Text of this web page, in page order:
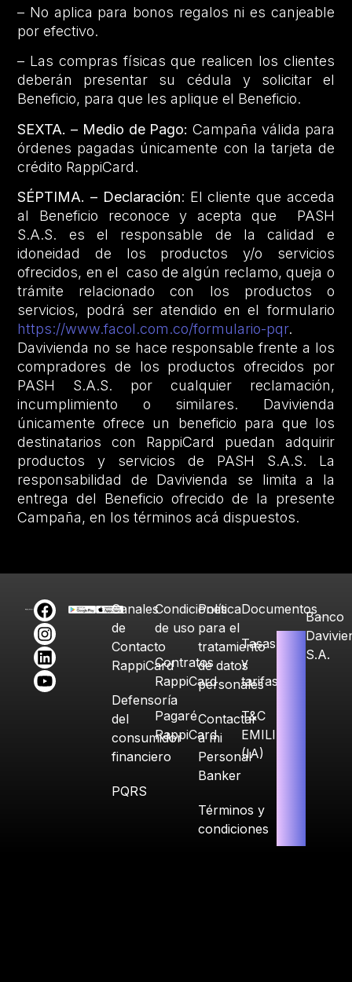
– No aplica para bonos regalos ni es canjeable
por efectivo.
– Las compras físicas que realicen los clientes
deberán presentar su cédula y solicitar el
Beneficio, para que les aplique el Beneficio.
SEXTA. – Medio de Pago:Campaña válida para
órdenes pagadas únicamente con la tarjeta de
crédito RappiCard.
SÉPTIMA. – Declaración: El cliente que acceda
al Beneficio reconoce y acepta que PASH
S.A.S. es el responsable de la calidad e
idoneidad de los productos y/o servicios
ofrecidos, en el caso de algún reclamo, queja o
trámite relacionado con los productos o
servicios, podrá ser atendido en el formulario
https://www.facol.com.co/formulario-pqr.
Davivienda no se hace responsable frente a los
compradores de los productos ofrecidos por
PASH S.A.S. por cualquier reclamación,
incumplimiento o similares. Davivienda
únicamente ofrece un beneficio para que los
destinatarios con RappiCard puedan adquirir
productos y servicios de PASH S.A.S. La
responsabilidad de Davivienda se limita a la
entrega del Beneficio ofrecido de la presente
Campaña, en los términos acá dispuestos.
Canales
de
Contacto
RappiCard
Defensoría
del
consumidor
financiero
PQRS
Condiciones
de uso
Contratos
RappiCard
Pagaré
RappiCard
Política
para el
tratamiento
de datos
personales
Contactar
a mi
Personal
Banker
Términos y
condiciones
Documentos
Tasas
y
tarifas
T&C
EMILIA
(IA)
Banco
S.A.